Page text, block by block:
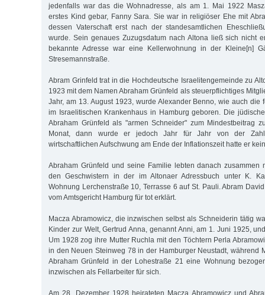
jedenfalls war das die Wohnadresse, als am 1. Mai 1922
erstes Kind gebar, Fanny Sara. Sie war in religiöser Ehe mit
dessen Vaterschaft erst nach der standesamtlichen
wurde. Sein genaues Zuzugsdatum nach Altona ließ sich nicht
bekannte Adresse war eine Kellerwohnung in der Kleine[n]
Stresemannstraße.
Abram Grinfeld trat in die Hochdeutsche Israelitengemeinde zu
1923 mit dem Namen Abraham Grünfeld als steuerpflichtiges
Jahr, am 13. August 1923, wurde Alexander Benno, wie auch die
im Israelitischen Krankenhaus in Hamburg geboren. Die
Abraham Grünfeld als "armen Schneider" zum Mindestbeitrag
Monat, dann wurde er jedoch Jahr für Jahr von der
wirtschaftlichen Aufschwung am Ende der Inflationszeit hatte er
Abraham Grünfeld und seine Familie lebten danach zusammen
den Geschwistern in der im Altonaer Adressbuch unter K.
Wohnung Lerchenstraße 10, Terrasse 6 auf St. Pauli. Abram
vom Amtsgericht Hamburg für tot erklärt.
Macza Abramowicz, die inzwischen selbst als Schneiderin tätig
Kinder zur Welt, Gertrud Anna, genannt Anni, am 1. Juni 1925,
Um 1928 zog ihre Mutter Ruchla mit den Töchtern Perla
in den Neuen Steinweg 78 in der Hamburger Neustadt, während
Abraham Grünfeld in der Lohestraße 21 eine Wohnung
inzwischen als Fellarbeiter für sich.
Am 28. Dezember 1928 heirateten Macza Abramowicz und